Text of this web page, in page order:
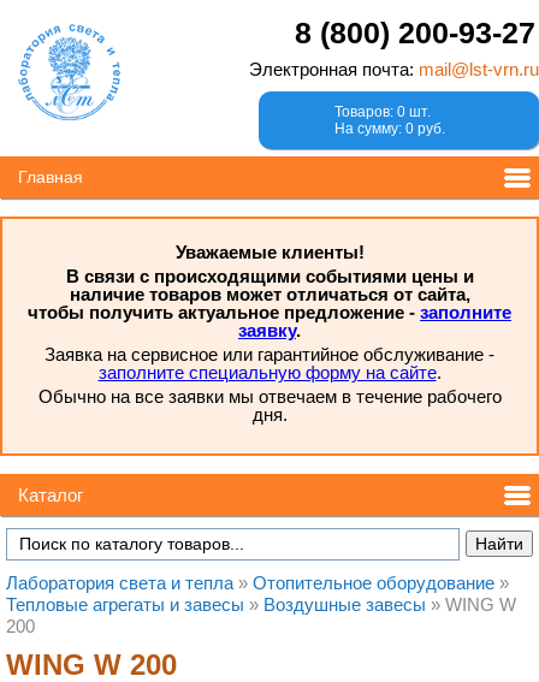
8 (800) 200-93-27
Электронная почта: mail@lst-vrn.ru
Товаров: 0 шт.
На сумму: 0 руб.
Главная
Уважаемые клиенты!
В связи с происходящими событиями цены и
наличие товаров может отличаться от сайта,
чтобы получить актуальное предложение - заполните
заявку.
Заявка на сервисное или гарантийное обслуживание -
заполните специальную форму на сайте.
Обычно на все заявки мы отвечаем в течение рабочего
дня.
Каталог
Лаборатория света и тепла » Отопительное оборудование »
Тепловые агрегаты и завесы » Воздушные завесы » WING W
200
WING W 200